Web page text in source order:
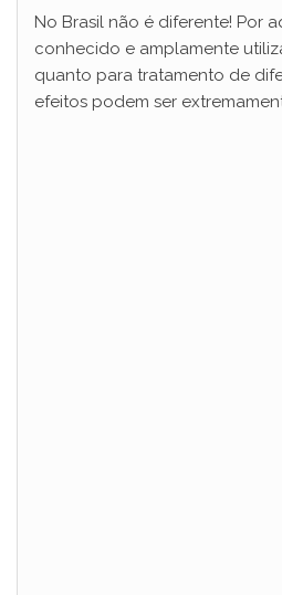
No Brasil não é diferente! Por
conhecido e amplamente
quanto para tratamento de
efeitos podem ser